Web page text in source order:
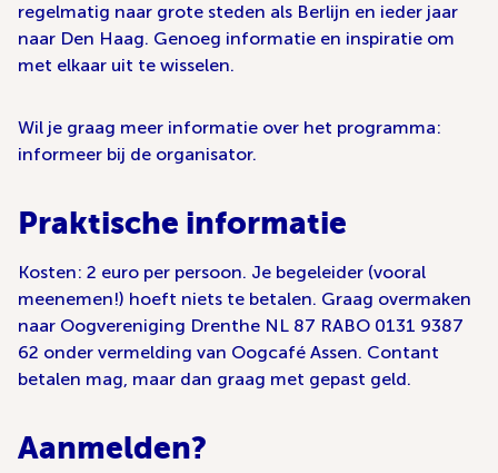
regelmatig naar grote steden als Berlijn en ieder jaar
naar Den Haag. Genoeg informatie en inspiratie om
met elkaar uit te wisselen.
Wil je graag meer informatie over het programma:
informeer bij de organisator.
Praktische informatie
Kosten: 2 euro per persoon. Je begeleider (vooral
meenemen!) hoeft niets te betalen. Graag overmaken
naar Oogvereniging Drenthe NL 87 RABO 0131 9387
62 onder vermelding van Oogcafé Assen. Contant
betalen mag, maar dan graag met gepast geld.
Aanmelden?